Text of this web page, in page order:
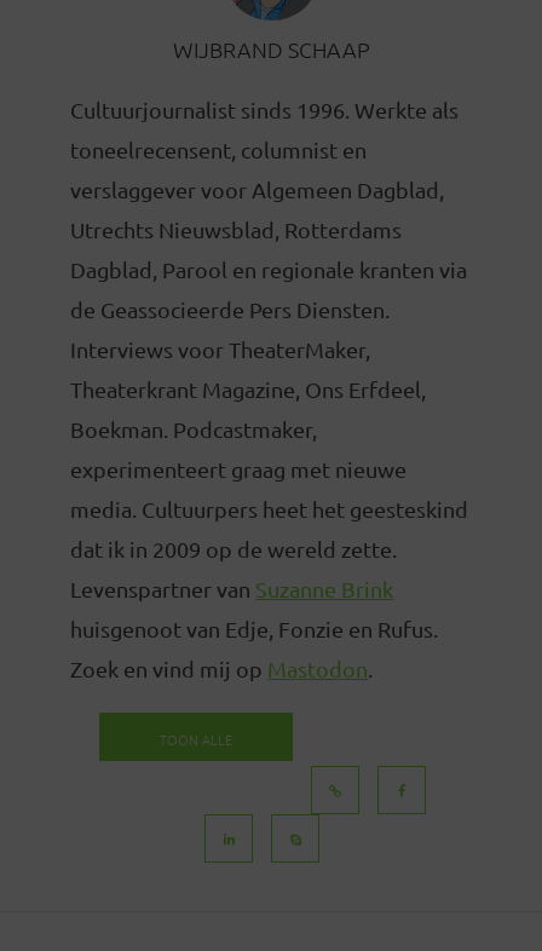
WIJBRAND SCHAAP
Cultuurjournalist sinds 1996. Werkte als
toneelrecensent, columnist en
verslaggever voor Algemeen Dagblad,
Utrechts Nieuwsblad, Rotterdams
Dagblad, Parool en regionale kranten via
de Geassocieerde Pers Diensten.
Interviews voor TheaterMaker,
Theaterkrant Magazine, Ons Erfdeel,
Boekman. Podcastmaker,
experimenteert graag met nieuwe
media. Cultuurpers heet het geesteskind
dat ik in 2009 op de wereld zette.
Levenspartner van Suzanne Brink
huisgenoot van Edje, Fonzie en Rufus.
Zoek en vind mij op Mastodon
TOON ALLE